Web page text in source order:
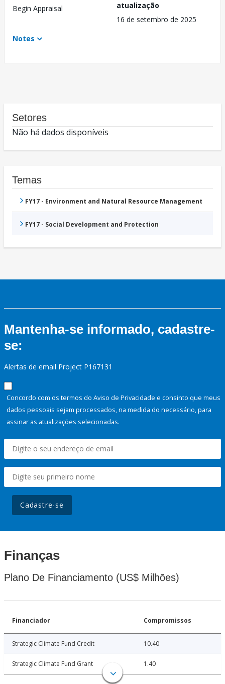
Begin Appraisal
atualização
16 de setembro de 2025
Notes
Setores
Não há dados disponíveis
Temas
FY17 - Environment and Natural Resource Management
FY17 - Social Development and Protection
Mantenha-se informado, cadastre-
se:
Alertas de email Project P167131
Concordo com os termos do Aviso de Privacidade e consinto que meus
dados pessoais sejam processados, na medida do necessário, para
assinar as atualizações selecionadas.
Cadastre-se
Finanças
Plano De Financiamento (US$ Milhões)
Financiador Compromissos
Strategic Climate Fund Credit 10.40
Strategic Climate Fund Grant 1.40